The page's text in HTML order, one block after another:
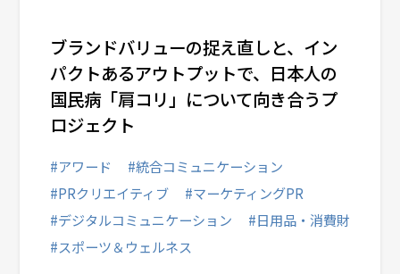
#アワード
#統合コミュニケーション
#PRクリエイティブ
#マーケティングPR
#デジタルコミュニケーション
#日用品・消費財
#スポーツ＆ウェルネス
ブランドバリューの捉え直しと、イン
パクトあるアウトプットで、日本人の
国民病「肩コリ」について向き合うプ
ロジェクト